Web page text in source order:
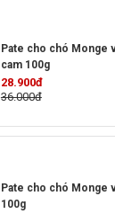
Pate cho chó Monge
cam 100g
28.900đ
36.000đ
Pate cho chó Monge
100g